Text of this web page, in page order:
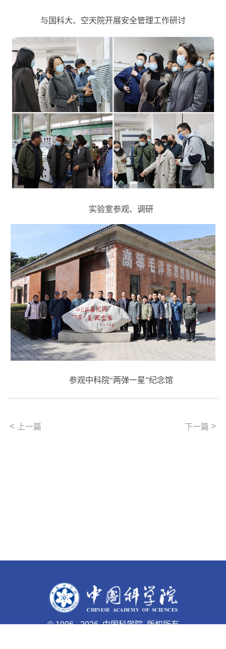
与国科大、空天院开展安全管理工作研讨
实验室参观、调研
参观中科院“两弹一星”纪念馆
< 上一篇 下一篇 >
© 1996 -2026 中国科学院 版权所有